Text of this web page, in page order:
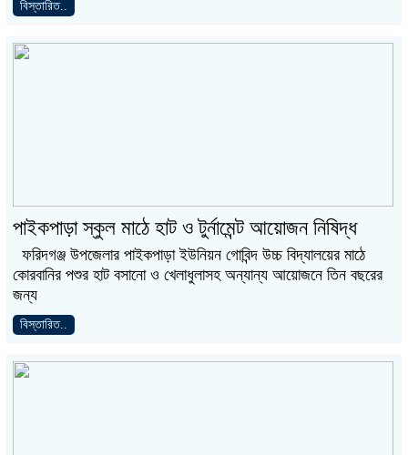
বিস্তারিত..
পাইকপাড়া স্কুল মাঠে হাট ও টুর্নামেন্ট আয়োজন নিষিদ্ধ
ফরিদগঞ্জ উপজেলার পাইকপাড়া ইউনিয়ন গোবিন্দ উচ্চ বিদ্যালয়ের মাঠে
কোরবানির পশুর হাট বসানো ও খেলাধুলাসহ অন্যান্য আয়োজনে তিন বছরের
জন্য
বিস্তারিত..